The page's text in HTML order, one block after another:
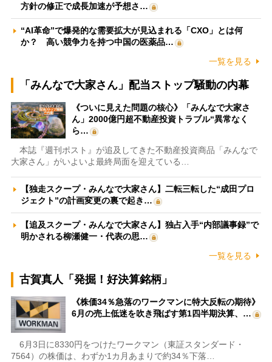
方針の修正で成長加速が予想さ…
“AI革命”で爆発的な需要拡大が見込まれる「CXO」とは何
か？ 高い競争力を持つ中国の医薬品…
一覧を見る
「みんなで大家さん」配当ストップ騒動の内幕
《ついに見えた問題の核心》「みんなで大家さ
ん」2000億円超不動産投資トラブル“異常なく
ら…
本誌『週刊ポスト』が追及してきた不動産投資商品「みんなで
大家さん」がいよいよ最終局面を迎えている…
【独走スクープ・みんなで大家さん】二転三転した“成田プロ
ジェクト”の計画変更の裏で起き…
【追及スクープ・みんなで大家さん】独占入手“内部議事録”で
明かされる柳瀬健一・代表の思…
一覧を見る
古賀真人「発掘！好決算銘柄」
《株価34％急落のワークマンに特大反転の期待》
6月の売上低迷を吹き飛ばす第1四半期決算、…
6月3日に8330円をつけたワークマン（東証スタンダード・
7564）の株価は、わずか1カ月あまりで約34％下落…